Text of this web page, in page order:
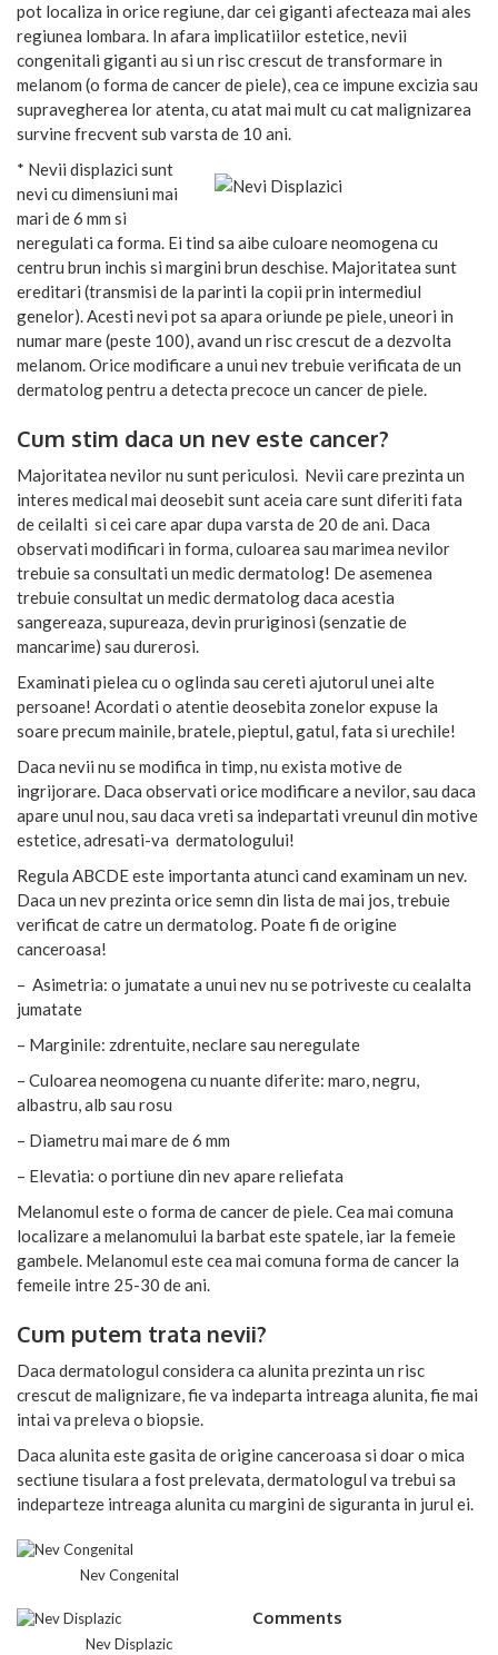
pot localiza in orice regiune, dar cei giganti afecteaza mai ales
regiunea lombara. In afara implicatiilor estetice, nevii
congenitali giganti au si un risc crescut de transformare in
melanom (o forma de cancer de piele), cea ce impune excizia sau
supravegherea lor atenta, cu atat mai mult cu cat malignizarea
survine frecvent sub varsta de 10 ani.
* Nevii displazici sunt
nevi cu dimensiuni mai
mari de 6 mm si
neregulati ca forma. Ei tind sa aibe culoare neomogena cu
centru brun inchis si margini brun deschise. Majoritatea sunt
ereditari (transmisi de la parinti la copii prin intermediul
genelor). Acesti nevi pot sa apara oriunde pe piele, uneori in
numar mare (peste 100), avand un risc crescut de a dezvolta
melanom. Orice modificare a unui nev trebuie verificata de un
dermatolog pentru a detecta precoce un cancer de piele.
Cum stim daca un nev este cancer?
Majoritatea nevilor nu sunt periculosi. Nevii care prezinta un
interes medical mai deosebit sunt aceia care sunt diferiti fata
de ceilalti si cei care apar dupa varsta de 20 de ani. Daca
observati modificari in forma, culoarea sau marimea nevilor
trebuie sa consultati un medic dermatolog! De asemenea
trebuie consultat un medic dermatolog daca acestia
sangereaza, supureaza, devin pruriginosi (senzatie de
mancarime) sau durerosi.
Examinati pielea cu o oglinda sau cereti ajutorul unei alte
persoane! Acordati o atentie deosebita zonelor expuse la
soare precum mainile, bratele, pieptul, gatul, fata si urechile!
Daca nevii nu se modifica in timp, nu exista motive de
ingrijorare. Daca observati orice modificare a nevilor, sau daca
apare unul nou, sau daca vreti sa indepartati vreunul din motive
estetice, adresati-va dermatologului!
Regula ABCDE este importanta atunci cand examinam un nev.
Daca un nev prezinta orice semn din lista de mai jos, trebuie
verificat de catre un dermatolog. Poate fi de origine
canceroasa!
– Asimetria: o jumatate a unui nev nu se potriveste cu cealalta
jumatate
– Marginile: zdrentuite, neclare sau neregulate
– Culoarea neomogena cu nuante diferite: maro, negru,
albastru, alb sau rosu
– Diametru mai mare de 6 mm
– Elevatia: o portiune din nev apare reliefata
Melanomul este o forma de cancer de piele. Cea mai comuna
localizare a melanomului la barbat este spatele, iar la femeie
gambele. Melanomul este cea mai comuna forma de cancer la
femeile intre 25-30 de ani.
Cum putem trata nevii?
Daca dermatologul considera ca alunita prezinta un risc
crescut de malignizare, fie va indeparta intreaga alunita, fie mai
intai va preleva o biopsie.
Daca alunita este gasita de origine canceroasa si doar o mica
sectiune tisulara a fost prelevata, dermatologul va trebui sa
indeparteze intreaga alunita cu margini de siguranta in jurul ei.
Nev Congenital
Nev Displazic
Comments